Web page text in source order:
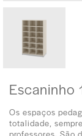
Escaninho
Os espaços
totalidade,